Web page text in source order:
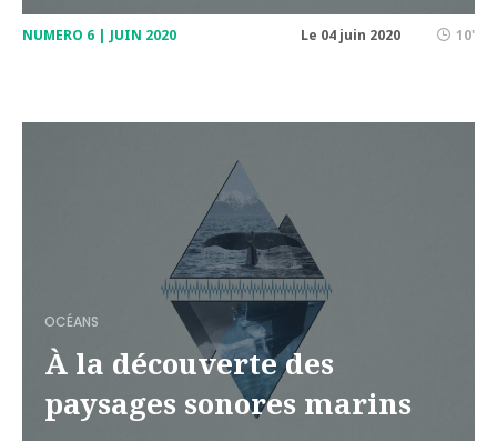
NUMERO 6 | JUIN 2020 Le 04 juin 2020 10'
OCÉANS
À la découverte des
paysages sonores marins